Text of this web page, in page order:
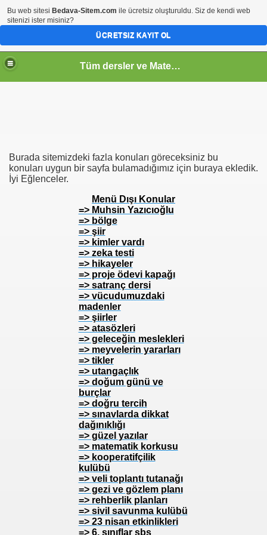
Tüm dersler ve Matematik
Burada sitemizdeki fazla konuları göreceksiniz bu
konuları uygun bir sayfa bulamadığımız için buraya ekledik.
İyi Eğlenceler.
Menü Dışı Konular
=> Muhsin Yazıcıoğlu
=> bölge
=> şiir
=> kimler vardı
=> zeka testi
=> hikayeler
=> proje ödevi kapağı
=> satranç dersi
=> vücudumuzdaki
madenler
=> şiirler
=> atasözleri
=> geleceğin meslekleri
=> meyvelerin yararları
=> tikler
=> utangaçlık
=> doğum günü ve
burçlar
=> doğru tercih
=> sınavlarda dikkat
dağınıklığı
=> güzel yazılar
=> matematik korkusu
=> kooperatifçilik
kulübü
=> veli toplantı tutanağı
=> gezi ve gözlem planı
=> rehberlik planları
=> sivil savunma kulübü
=> 23 nisan etkinlikleri
=> 6. sınıflar sbs
Bu web sitesi Bedava-Sitem.com ile ücretsiz oluşturuldu. Siz de kendi web
sitenizi ister misiniz?
ÜCRETSIZ KAYIT OL